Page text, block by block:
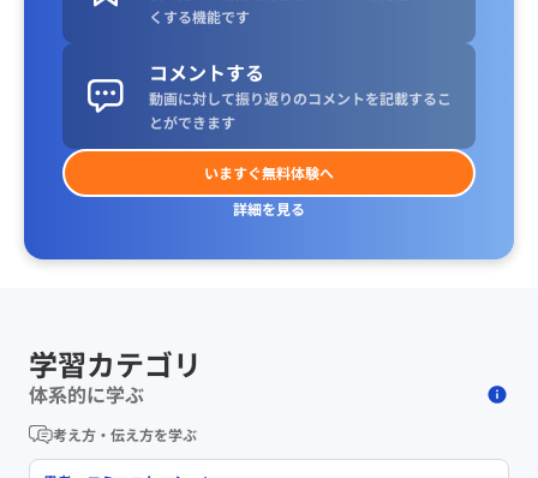
くする機能です
コメントする
動画に対して振り返りのコメントを記載するこ
とができます
いますぐ無料体験へ
詳細を見る
学習カテゴリ
体系的に学ぶ
考え方・伝え方を学ぶ